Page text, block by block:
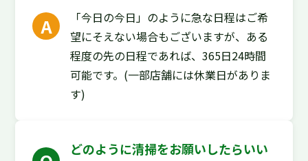
「今日の今日」のように急な日程はご希
望にそえない場合もございますが、ある
程度の先の日程であれば、365日24時間
可能です。(一部店舗には休業日がありま
す)
どのように清掃をお願いしたらいい